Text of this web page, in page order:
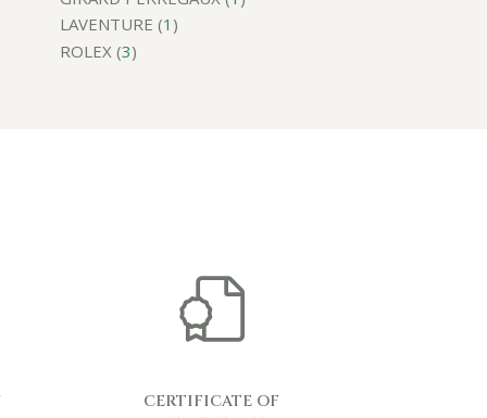
LAVENTURE (1 )
ROLEX (3)
CERTIFICATE OF